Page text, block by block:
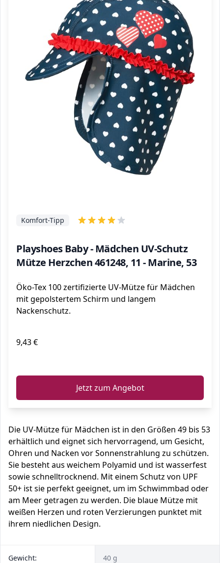
Playshoes Baby - Mädchen UV-Schutz
Mütze Herzchen 461248, 11 - Marine, 53
Komfort-Tipp
Öko-Tex 100 zertifizierte UV-Mütze für Mädchen
mit gepolstertem Schirm und langem
Nackenschutz.
9,43 €
Jetzt zum Angebot
Die UV-Mütze für Mädchen ist in den Größen 49 bis 53
erhältlich und eignet sich hervorragend, um Gesicht,
Ohren und Nacken vor Sonnenstrahlung zu schützen.
Sie besteht aus weichem Polyamid und ist wasserfest
sowie schnelltrocknend. Mit einem Schutz von UPF
50+ ist sie perfekt geeignet, um im Schwimmbad oder
am Meer getragen zu werden. Die blaue Mütze mit
weißen Herzen und roten Verzierungen punktet mit
ihrem niedlichen Design.
Gewicht: 40 g